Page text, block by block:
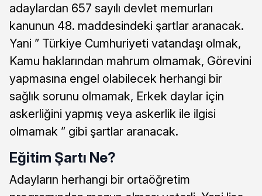
adaylardan 657 sayılı devlet memurları
kanunun 48. maddesindeki şartlar aranacak.
Yani ” Türkiye Cumhuriyeti vatandaşı olmak,
Kamu haklarından mahrum olmamak, Görevini
yapmasına engel olabilecek herhangi bir
sağlık sorunu olmamak, Erkek daylar için
askerliğini yapmış veya askerlik ile ilgisi
olmamak ” gibi şartlar aranacak.
Eğitim Şartı Ne?
Adayların herhangi bir ortaöğretim